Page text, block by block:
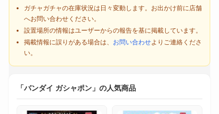
ガチャガチャの在庫状況は日々変動します。お出かけ前に店舗
へお問い合わせください。
設置場所の情報はユーザーからの報告を基に掲載しています。
掲載情報に誤りがある場合は、 お問い合わせよりご連絡くださ
い。
「バンダイ ガシャポン」の人気商品